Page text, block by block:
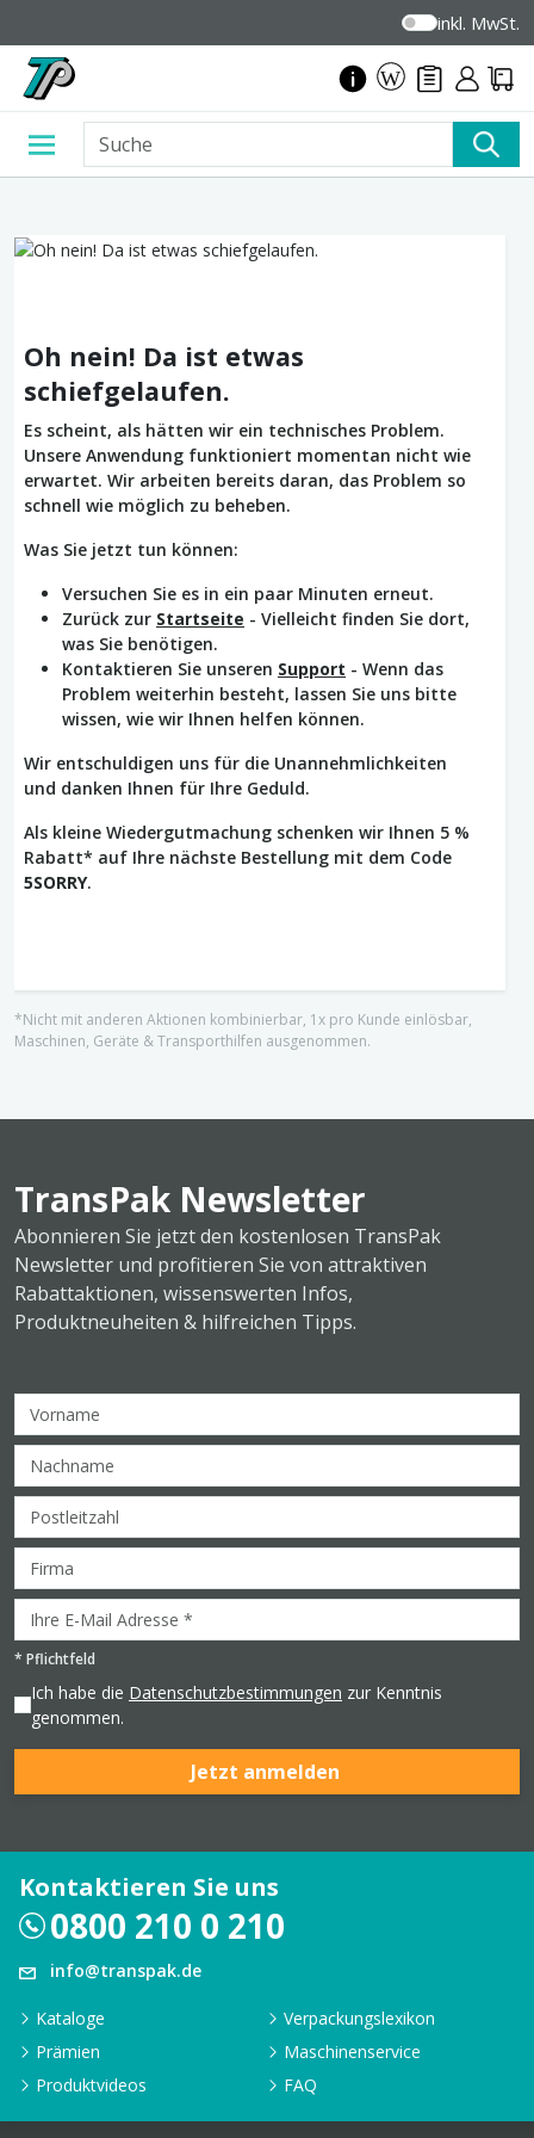
inkl. MwSt.
Oh nein! Da ist etwas
schiefgelaufen.
Es scheint, als hätten wir ein technisches Problem.
Unsere Anwendung funktioniert momentan nicht wie
erwartet. Wir arbeiten bereits daran, das Problem so
schnell wie möglich zu beheben.
Was Sie jetzt tun können:
Versuchen Sie es in ein paar Minuten erneut.
Zurück zur Startseite - Vielleicht finden Sie dort,
was Sie benötigen.
Kontaktieren Sie unseren Support - Wenn das
Problem weiterhin besteht, lassen Sie uns bitte
wissen, wie wir Ihnen helfen können.
Wir entschuldigen uns für die Unannehmlichkeiten
und danken Ihnen für Ihre Geduld.
Als kleine Wiedergutmachung schenken wir Ihnen 5 %
Rabatt* auf Ihre nächste Bestellung mit dem Code
5SORRY.
*Nicht mit anderen Aktionen kombinierbar, 1x pro Kunde einlösbar,
Maschinen, Geräte & Transporthilfen ausgenommen.
TransPak Newsletter
Abonnieren Sie jetzt den kostenlosen TransPak
Newsletter und profitieren Sie von attraktiven
Rabattaktionen, wissenswerten Infos,
Produktneuheiten & hilfreichen Tipps.
* Pflichtfeld
Ich habe die Datenschutzbestimmungen zur Kenntnis
genommen.
Jetzt anmelden
Kontaktieren Sie uns
0800 210 0 210
info@transpak.de
Kataloge
Verpackungslexikon
Prämien
Maschinenservice
Produktvideos
FAQ